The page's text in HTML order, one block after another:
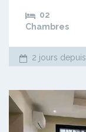
02
Chambres
2 jours depuis